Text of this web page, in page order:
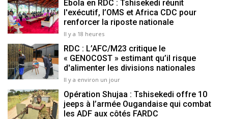
Ebola en RDC : Tshisekedi réunit
l'exécutif, l’OMS et Africa CDC pour
renforcer la riposte nationale
Il y a 18 heures
RDC : L’AFC/M23 critique le
« GENOCOST » estimant qu’il risque
d'alimenter les divisions nationales
Il y a environ un jour
Opération Shujaa : Tshisekedi offre 10
jeeps à l’armée Ougandaise qui combat
les ADF aux côtés FARDC